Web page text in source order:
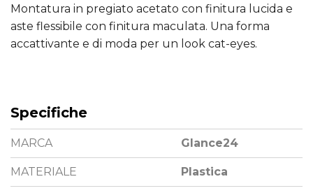
Montatura in pregiato acetato con finitura lucida e
aste flessibile con finitura maculata. Una forma
accattivante e di moda per un look cat-eyes.
Specifiche
MARCA Glance24
MATERIALE Plastica